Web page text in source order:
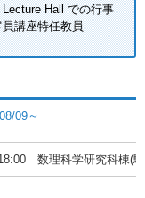
Hall での行事
講座特任教員
09～
数理科学研究科棟(